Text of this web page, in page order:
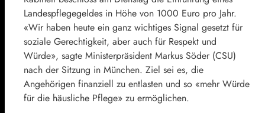
Landespflegegeldes in Höhe von 1000 Euro pro Jahr.
«Wir haben heute ein ganz wichtiges Signal gesetzt für
soziale Gerechtigkeit, aber auch für Respekt und
Würde», sagte Ministerpräsident Markus Söder (CSU)
nach der Sitzung in München. Ziel sei es, die
Angehörigen finanziell zu entlasten und so «mehr Würde
für die häusliche Pflege» zu ermöglichen.